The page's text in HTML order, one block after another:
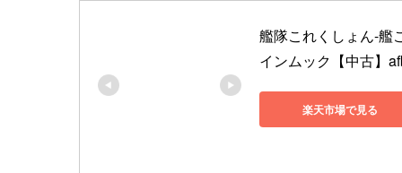
艦隊これくしょん-艦
インムック【中古】
楽天市場で見る